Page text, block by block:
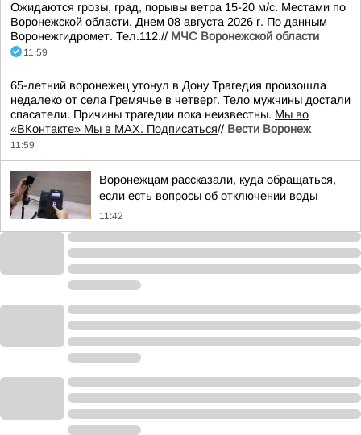
Ожидаются грозы, град, порывы ветра 15-20 м/с. Местами по
Воронежской области. Днем 08 августа 2026 г. По данным
Воронежгидромет. Тел.112.// МЧС Воронежской области
11:59
65-летний воронежец утонул в Дону Трагедия произошла
недалеко от села Гремячье в четверг. Тело мужчины достали
спасатели. Причины трагедии пока неизвестны. Мы во
«ВКонтакте» Мы в MAX. Подписаться// Вести Воронеж
11:59
Воронежцам рассказали, куда обращаться,
если есть вопросы об отключении воды
11:42